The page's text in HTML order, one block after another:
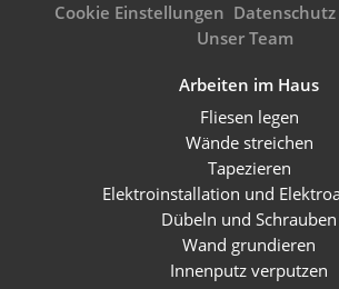
Cookie Einstellungen Datenschutz
Unser Team
Arbeiten im Haus
Fliesen legen
Wände streichen
Tapezieren
Elektroinstallation und
Dübeln und Schrauben
Wand grundieren
Innenputz verputzen